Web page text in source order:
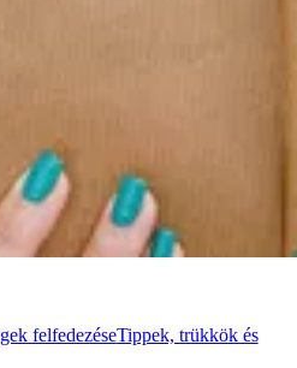
felfedezéseTippek, trükkök és